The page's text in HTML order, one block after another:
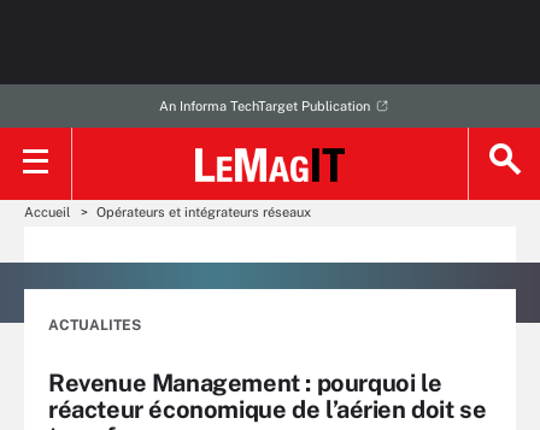
An Informa TechTarget Publication
Accueil Opérateurs et intégrateurs réseaux
ACTUALITES
Revenue Management : pourquoi le
réacteur économique de l’aérien doit se